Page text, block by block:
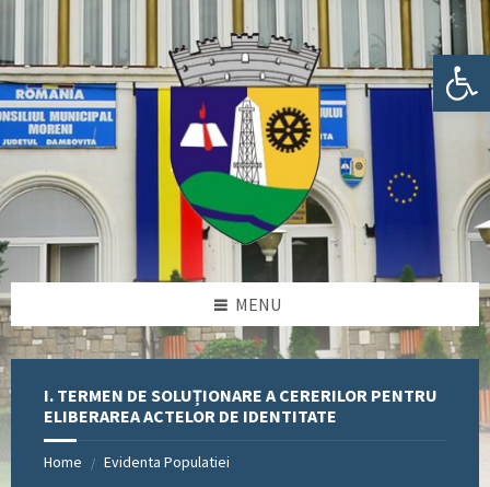
Deschide bara de unelte
sidebar
sidebar
MENU
I. TERMEN DE SOLUȚIONARE A CERERILOR PENTRU
ELIBERAREA ACTELOR DE IDENTITATE
Home / Evidenta Populatiei